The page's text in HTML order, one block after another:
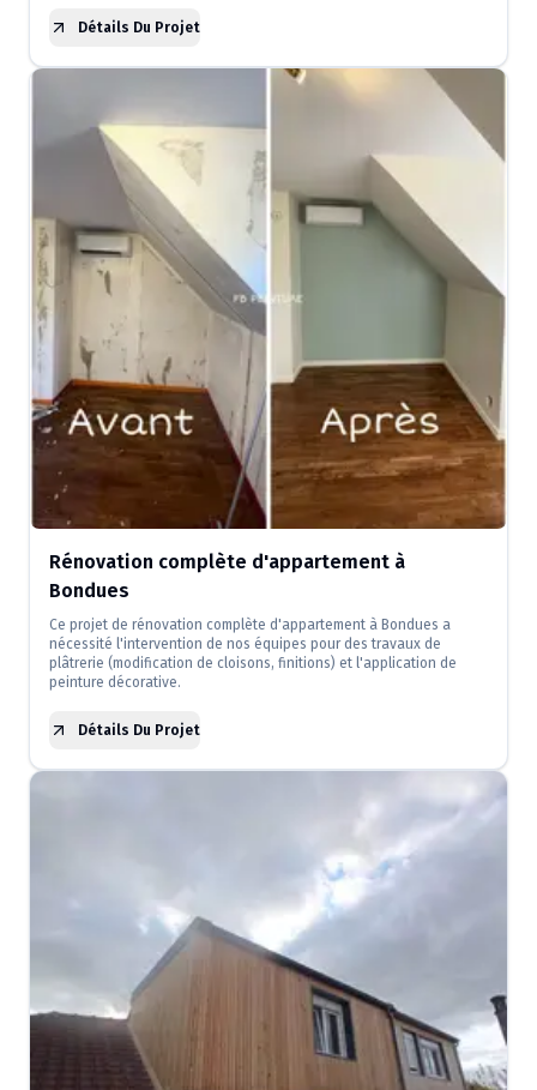
Détails Du Projet
Rénovation complète d'appartement à
Bondues
Ce projet de rénovation complète d'appartement à Bondues a
nécessité l'intervention de nos équipes pour des travaux de
plâtrerie (modification de cloisons, finitions) et l'application de
peinture décorative.
Détails Du Projet